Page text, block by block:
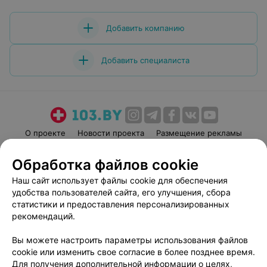
жизни.Спасибо Вам за высокий профессионализм!
Добавить компанию
Добавить специалиста
О проекте Новости проекта
Размещение рекламы
Пользовательское соглашение
Способы оплаты
Вакансии
Партнеры
Написать руководителю 103.by
Обработка персональных данных
Обработка файлов cookie
Наш сайт использует файлы cookie для обеспечения
удобства пользователей сайта, его улучшения, сбора
статистики и предоставления персонализированных
рекомендаций.
Вы можете настроить параметры использования файлов
cookie или изменить свое согласие в более позднее время.
Для получения дополнительной информации о целях,